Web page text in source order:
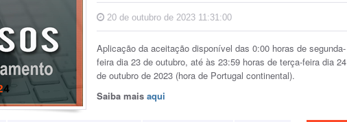
20 de outubro de 2023 11:31:00
Aplicação da aceitação disponível das 0:00 horas de segunda-
feira dia 23 de outubro, até às 23:59 horas de terça-feira dia 24
de outubro de 2023 (hora de Portugal continental).
Saiba mais aqui